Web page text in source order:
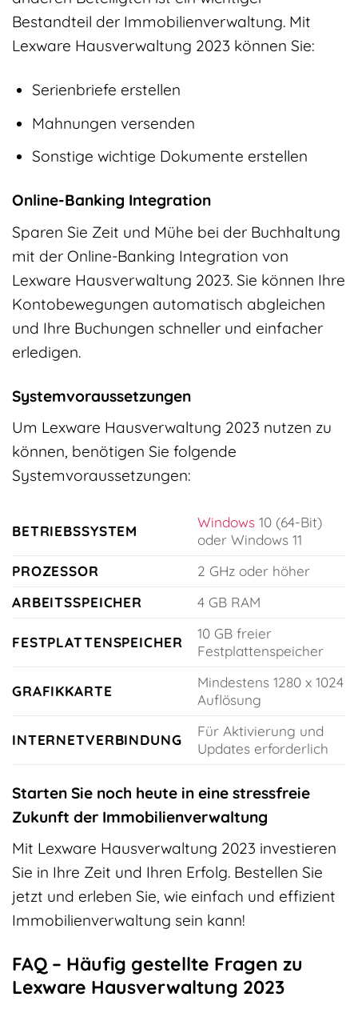
Bestandteil der Immobilienverwaltung. Mit
Lexware Hausverwaltung 2023 können Sie:
Serienbriefe erstellen
Mahnungen versenden
Sonstige wichtige Dokumente erstellen
Online-Banking Integration
Sparen Sie Zeit und Mühe bei der Buchhaltung
mit der Online-Banking Integration von
Lexware Hausverwaltung 2023. Sie können Ihre
Kontobewegungen automatisch abgleichen
und Ihre Buchungen schneller und einfacher
erledigen.
Systemvoraussetzungen
Um Lexware Hausverwaltung 2023 nutzen zu
können, benötigen Sie folgende
Systemvoraussetzungen:
BETRIEBSSYSTEM
Windows10 (64-Bit)
oder Windows 11
PROZESSOR
2 GHz oder höher
ARBEITSSPEICHER
4 GB RAM
FESTPLATTENSPEICHER
10 GB freier
Festplattenspeicher
GRAFIKKARTE
Mindestens 1280 x 1024
Auflösung
INTERNETVERBINDUNG
Für Aktivierung und
Updates erforderlich
Starten Sie noch heute in eine stressfreie
Zukunft der Immobilienverwaltung
Mit Lexware Hausverwaltung 2023 investieren
Sie in Ihre Zeit und Ihren Erfolg. Bestellen Sie
jetzt und erleben Sie, wie einfach und effizient
Immobilienverwaltung sein kann!
FAQ – Häufig gestellte Fragen zu
Lexware Hausverwaltung 2023